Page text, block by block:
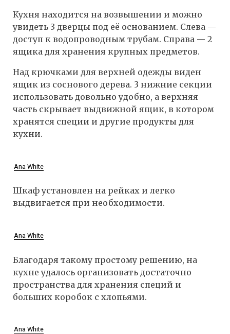
Кухня находится на возвышении и можно
увидеть 3 дверцы под её основанием. Слева —
доступ к водопроводным трубам. Справа — 2
ящика для хранения крупных предметов.
Над крючками для верхней одежды виден
ящик из соснового дерева. 3 нижние секции
использовать довольно удобно, а верхняя
часть скрывает выдвижной ящик, в котором
хранятся специи и другие продукты для
кухни.
Ana White
Шкаф установлен на рейках и легко
выдвигается при необходимости.
Ana White
Благодаря такому простому решению, на
кухне удалось организовать достаточно
пространства для хранения специй и
больших коробок с хлопьями.
Ana White